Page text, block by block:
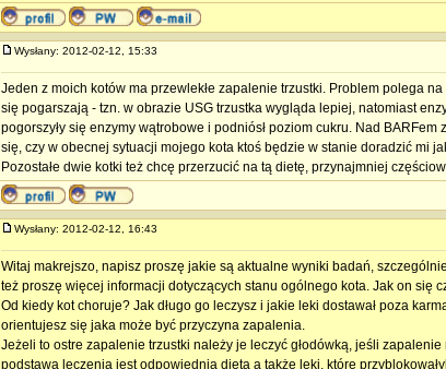
Wysłany: 2012-02-12, 15:33
Jeden z moich kotów ma przewlekłe zapalenie trzustki. Problem polega
się pogarszają - tzn. w obrazie USG trzustka wygląda lepiej, natomiast
pogorszyły się enzymy wątrobowe i podniósł poziom cukru. Nad
się, czy w obecnej sytuacji mojego kota ktoś będzie w stanie doradzić mi
Pozostałe dwie kotki też chcę przerzucić na tą dietę, przynajmniej
Wysłany: 2012-02-12, 16:43
Witaj makrejszo, napisz proszę jakie są aktualne wyniki badań,
też proszę więcej informacji dotyczących stanu ogólnego kota. Jak on się
Od kiedy kot choruje? Jak długo go leczysz i jakie leki dostawał poza
orientujesz się jaka może być przyczyna zapalenia.
Jeżeli to ostre zapalenie trzustki należy je leczyć głodówką, jeśli
podstawą leczenia jest odpowiednia dieta a także leki, które